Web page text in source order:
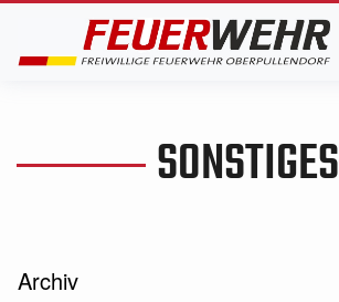
SONSTIGES
Archiv